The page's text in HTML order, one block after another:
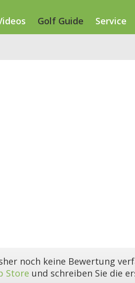
Golf Guide Service
noch keine Bewertung
Store und schreiben Sie die